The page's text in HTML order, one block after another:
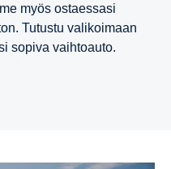
myös ostaessasi
Tutustu valikoimaan
sopiva vaihtoauto.